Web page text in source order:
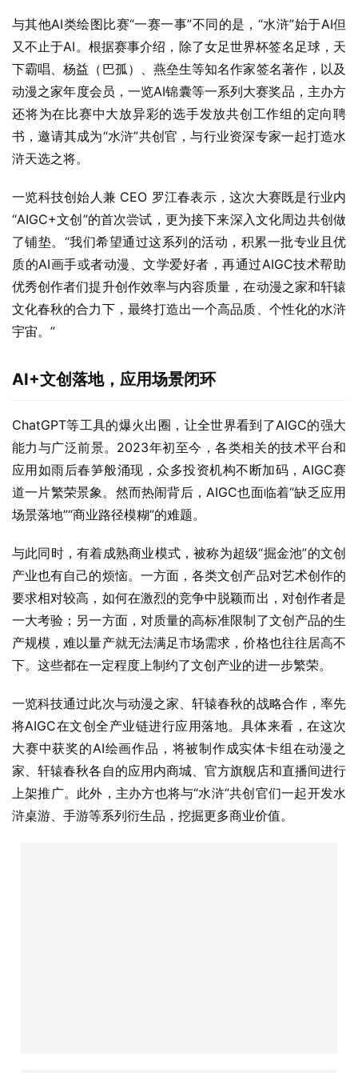
又不止于AI。根据赛事介绍，除了女足世界杯签名足球，天
下霸唱、杨益（巴孤）、燕垒生等知名作家签名著作，以及
动漫之家年度会员，一览AI锦囊等一系列大赛奖品，主办方
还将为在比赛中大放异彩的选手发放共创工作组的定向聘
书，邀请其成为“水浒”共创官，与行业资深专家一起打造水
一览科技创始人兼 CEO 罗江春表示，这次大赛既是行业内
“AIGC+文创”的首次尝试，更为接下来深入文化周边共创做
了铺垫。“我们希望通过这系列的活动，积累一批专业且优
质的AI画手或者动漫、文学爱好者，再通过AIGC技术帮助
优秀创作者们提升创作效率与内容质量，在动漫之家和轩辕
宇宙。”
AI+文创落地，应用场景闭环
ChatGPT等工具的爆火出圈，让全世界看到了AIGC的强大
能力与广泛前景。2023年初至今，各类相关的技术平台和